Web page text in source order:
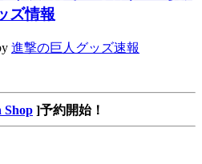
ズ情報
進撃の巨人グッズ速報
Shop ]予約開始！